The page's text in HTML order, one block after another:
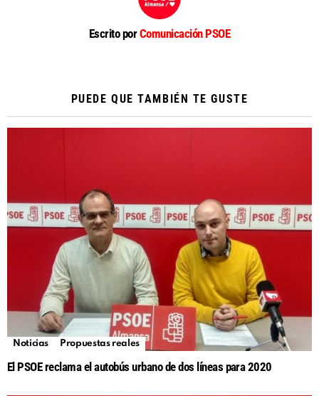
Escrito porComunicación PSOE
PUEDE QUE TAMBIÉN TE GUSTE
Noticias Propuestas reales
El PSOE reclama el autobús urbano de dos líneas para 2020